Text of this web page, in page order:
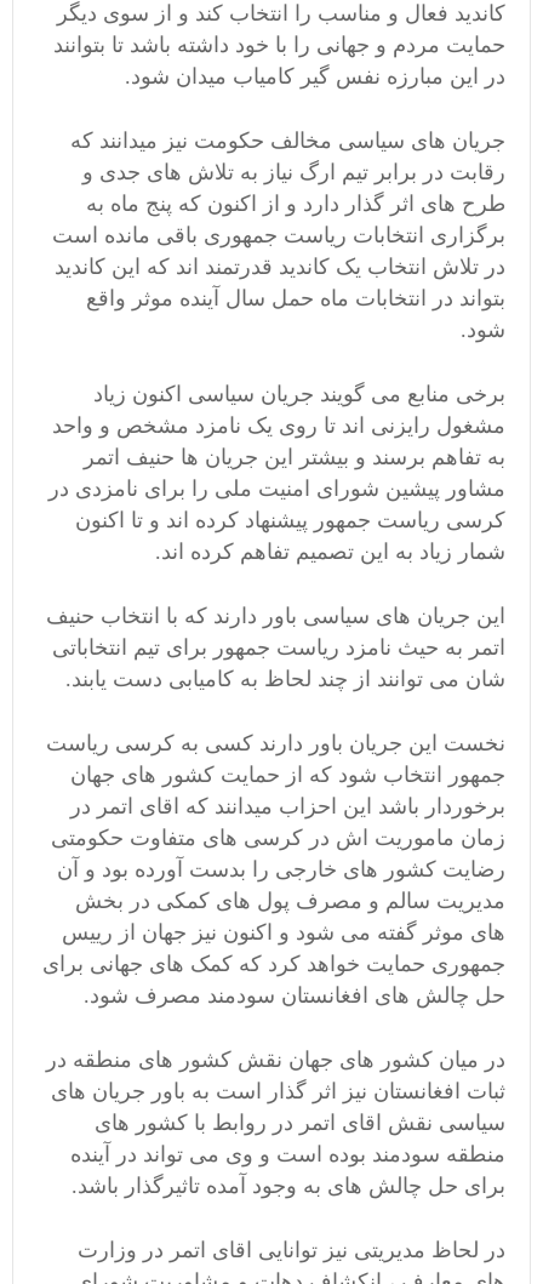
کاندید فعال و مناسب را انتخاب کند و از سوی دیگر
حمایت مردم و جهانی را با خود داشته باشد تا بتوانند
در این مبارزه نفس گیر کامیاب میدان شود.
جریان های سیاسی مخالف حکومت نیز میدانند که
رقابت در برابر تیم ارگ نیاز به تلاش های جدی و
طرح های اثر گذار دارد و از اکنون که پنج ماه به
برگزاری انتخابات ریاست جمهوری باقی مانده است
در تلاش انتخاب یک کاندید قدرتمند اند که این کاندید
بتواند در انتخابات ماه حمل سال آینده موثر واقع
شود.
برخی منابع می گویند جریان سیاسی اکنون زیاد
مشغول رایزنی اند تا روی یک نامزد مشخص و واحد
به تفاهم برسند و بیشتر این جریان ها حنیف اتمر
مشاور پیشین شورای امنیت ملی را برای نامزدی در
کرسی ریاست جمهور پیشنهاد کرده اند و تا اکنون
شمار زیاد به این تصمیم تفاهم کرده اند.
این جریان های سیاسی باور دارند که با انتخاب حنیف
اتمر به حیث نامزد ریاست جمهور برای تیم انتخاباتی
شان می توانند از چند لحاظ به کامیابی دست یابند.
نخست این جریان باور دارند کسی به کرسی ریاست
جمهور انتخاب شود که از حمایت کشور های جهان
برخوردار باشد این احزاب میدانند که اقای اتمر در
زمان ماموریت اش در کرسی های متفاوت حکومتی
رضایت کشور های خارجی را بدست آورده بود و آن
مدیریت سالم و مصرف پول های کمکی در بخش
های موثر گفته می شود و اکنون نیز جهان از رییس
جمهوری حمایت خواهد کرد که کمک های جهانی برای
حل چالش های افغانستان سودمند مصرف شود.
در میان کشور های جهان نقش کشور های منطقه در
ثبات افغانستان نیز اثر گذار است به باور جریان های
سیاسی نقش اقای اتمر در روابط با کشور های
منطقه سودمند بوده است و وی می تواند در آینده
برای حل چالش های به وجود آمده تاثیرگذار باشد.
در لحاظ مدیریتی نیز توانایی اقای اتمر در وزارت